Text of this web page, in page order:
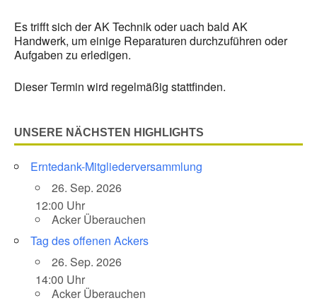
Es trifft sich der AK Technik oder uach bald AK
Handwerk, um einige Reparaturen durchzuführen oder
Aufgaben zu erledigen.
Dieser Termin wird regelmäßig stattfinden.
UNSERE NÄCHSTEN HIGHLIGHTS
Erntedank-Mitgliederversammlung
26. Sep. 2026
12:00 Uhr
Acker Überauchen
Tag des offenen Ackers
26. Sep. 2026
14:00 Uhr
Acker Überauchen